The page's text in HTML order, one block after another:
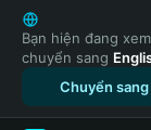
English
日本語
Tiếng Việt
Русский
Español
Bạn hiện đang
chuyển sang
Chuyển